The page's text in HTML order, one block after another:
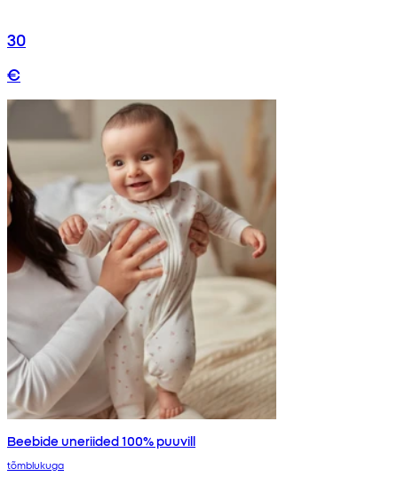
30
€
Beebide uneriided 100% puuvill
tõmblukuga